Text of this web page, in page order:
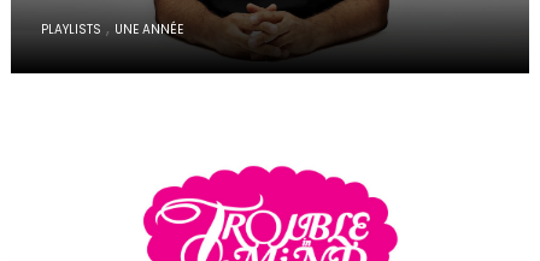
PLAYLISTS , UNE ANNÉE